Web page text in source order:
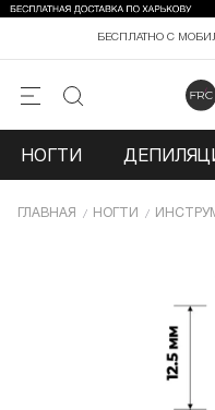
БЕСПЛАТНО С
НОГТИ
ГЛАВНАЯ НОГТИ